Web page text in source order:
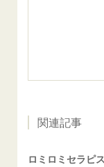
関連記事